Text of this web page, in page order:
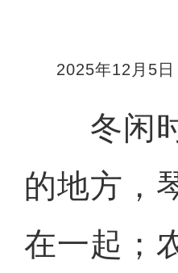
2025年12月5
冬闲时
的地方，
在一起；